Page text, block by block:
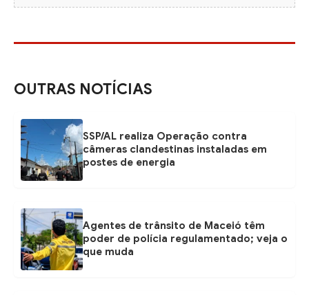
OUTRAS NOTÍCIAS
SSP/AL realiza Operação contra
câmeras clandestinas instaladas em
postes de energia
Agentes de trânsito de Maceió têm
poder de polícia regulamentado; veja o
que muda